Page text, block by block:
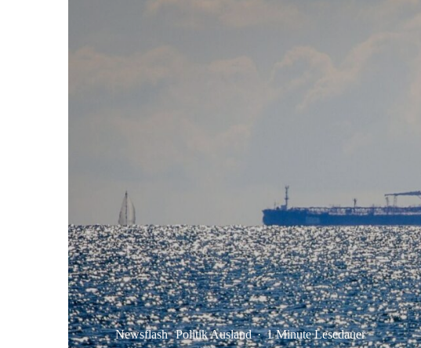
Newsflash Politik Ausland · 1 Minute Lesedauer